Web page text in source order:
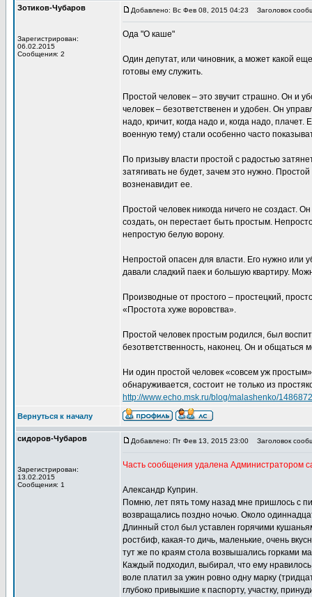
Зотиков-Чубаров
Зарегистрирован:
06.02.2015
Сообщения: 2
Добавлено: Вс Фев 08, 2015 04:23 Заголовок
Ода "О каше"
Один депутат, или чиновник, а может какой
готовы ему служить.
Простой человек – это звучит страшно. Он и
человек – безответственен и удобен. Он
надо, кричит, когда надо и, когда надо,
военную тему) стали особенно часто
По призыву власти простой с радостью
затягивать не будет, зачем это нужно.
возненавидит ее.
Простой человек никогда ничего не создаст.
создать, он перестает быть простым.
непростую белую ворону.
Непростой опасен для власти. Его нужно или
давали сладкий паек и большую квартиру.
Производные от простого – простецкий,
«Простота хуже воровства».
Простой человек простым родился, был
безответственность, наконец. Он и общаться
Ни один простой человек «совсем уж
обнаруживается, состоит не только из
http://www.echo.msk.ru/blog/malashenko/
Вернуться к началу
сидоров-Чубаров
Зарегистрирован:
13.02.2015
Сообщения: 1
Добавлено: Пт Фев 13, 2015 23:00 Заголовок
Часть сообщения удалена Администратором
Александр Куприн.
Помню, лет пять тому назад мне пришлось с
возвращались поздно ночью. Около
Длинный стол был уставлен горячими
ростбиф, какая-то дичь, маленькие, очень
тут же по краям стола возвышались горками
Каждый подходил, выбирал, что ему
воле платил за ужин ровно одну марку
глубоко привыкшие к паспорту, участку,